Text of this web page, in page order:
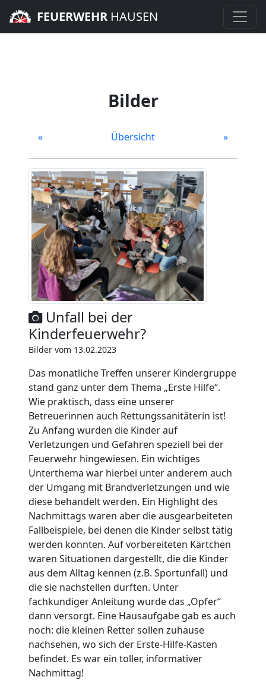
FEUERWEHRHAUSEN
Bilder
« Übersicht »
Unfall bei der
Kinderfeuerwehr?
Bilder vom 13.02.2023
Das monatliche Treffen unserer Kindergruppe
stand ganz unter dem Thema „Erste Hilfe“.
Wie praktisch, dass eine unserer
Betreuerinnen auch Rettungssanitäterin ist!
Zu Anfang wurden die Kinder auf
Verletzungen und Gefahren speziell bei der
Feuerwehr hingewiesen. Ein wichtiges
Unterthema war hierbei unter anderem auch
der Umgang mit Brandverletzungen und wie
diese behandelt werden. Ein Highlight des
Nachmittags waren aber die ausgearbeiteten
Fallbeispiele, bei denen die Kinder selbst tätig
werden konnten. Auf vorbereiteten Kärtchen
waren Situationen dargestellt, die die Kinder
aus dem Alltag kennen (z.B. Sportunfall) und
die sie nachstellen durften. Unter
fachkundiger Anleitung wurde das „Opfer“
dann versorgt. Eine Hausaufgabe gab es auch
noch: die kleinen Retter sollen zuhause
nachsehen, wo sich der Erste-Hilfe-Kasten
befindet. Es war ein toller, informativer
Nachmittag!